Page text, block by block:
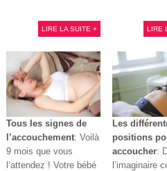
LIRE LA SUITE + LIRE
Tous les signes de
l’accouchement: Voilà
9 mois que vous
l’attendez ! Votre bébé
Les
positions
accoucher:
l’imaginaire